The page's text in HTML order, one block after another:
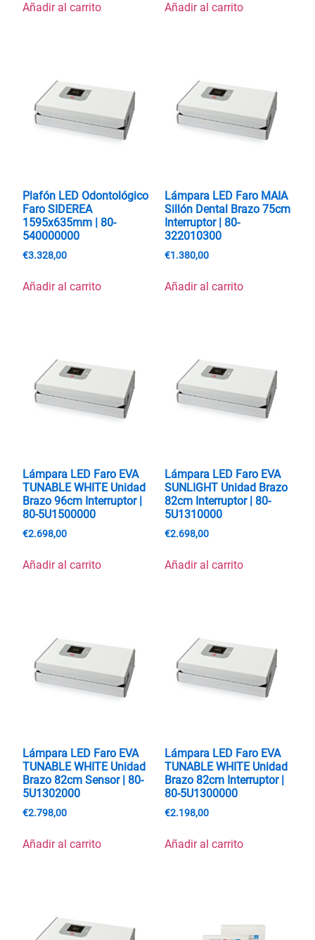
Añadir al carrito Añadir al carrito
Plafón LED Odontológico
Faro SIDEREA
1595x635mm | 80-
540000000
€3.328,00
Añadir al carrito
Lámpara LED Faro MAIA
Sillón Dental Brazo 75cm
Interruptor | 80-
322010300
€1.380,00
Añadir al carrito
Lámpara LED Faro EVA
TUNABLE WHITE Unidad
Brazo 96cm Interruptor |
80-5U1500000
€2.698,00
Añadir al carrito
Lámpara LED Faro EVA
SUNLIGHT Unidad Brazo
82cm Interruptor | 80-
5U1310000
€2.698,00
Añadir al carrito
Lámpara LED Faro EVA
TUNABLE WHITE Unidad
Brazo 82cm Sensor | 80-
5U1302000
€2.798,00
Añadir al carrito
Lámpara LED Faro EVA
TUNABLE WHITE Unidad
Brazo 82cm Interruptor |
80-5U1300000
€2.198,00
Añadir al carrito